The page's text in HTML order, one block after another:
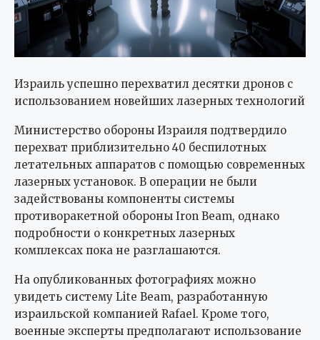
Израиль успешно перехватил десятки дронов с
использованием новейших лазерных технологий
Министерство обороны Израиля подтвердило
перехват приблизительно 40 беспилотных
летательных аппаратов с помощью современных
лазерных установок. В операции не были
задействованы компоненты системы
противоракетной обороны Iron Beam, однако
подробности о конкретных лазерных
комплексах пока не разглашаются.
На опубликованных фотографиях можно
увидеть систему Lite Beam, разработанную
израильской компанией Rafael. Кроме того,
военные эксперты предполагают использование